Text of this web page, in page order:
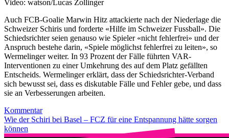
Video: watson/Lucas Zollinger
Auch FCB-Goalie Marwin Hitz attackierte nach der Niederlage die
Schweizer Schiris und forderte «Hilfe im Schweizer Fussball». Die
Schiedsrichter seien genauso wie Spieler «nicht fehlerfrei» und der
Anspruch bestehe darin, «Spiele möglichst fehlerfrei zu leiten», so
Wermelinger weiter. In 93 Prozent der Fälle führten VAR-
Interventionen zu einer Umkehrung des auf dem Platz gefällten
Entscheids. Wermelinger erklärt, dass der Schiedsrichter-Verband
sich bewusst sei, dass es diskutable Fälle und Fehler gebe, und dass
sie an Verbesserungen arbeiten.
Kommentar
Wie der Schiri bei Basel – FCZ für eine Entspannung hätte sorgen
können